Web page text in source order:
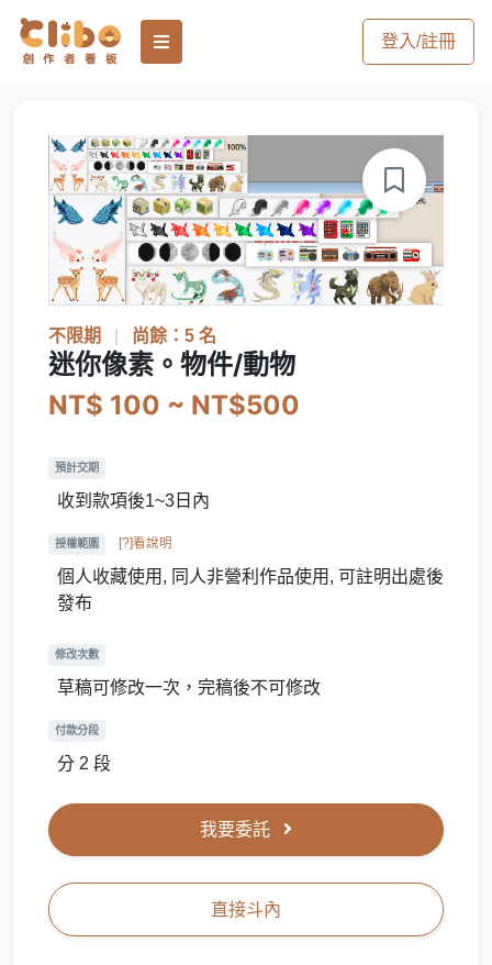
登入/註冊
不限期 尚餘：5 名
迷你像素。物件/動物
NT$ 100 ~ NT$500
預計交期
收到款項後1~3日內
授權範圍 [?]看說明
個人收藏使用, 同人非營利作品使用, 可註明出處後
發布
修改次數
草稿可修改一次，完稿後不可修改
付款分段
分 2 段
我要委託
直接斗內